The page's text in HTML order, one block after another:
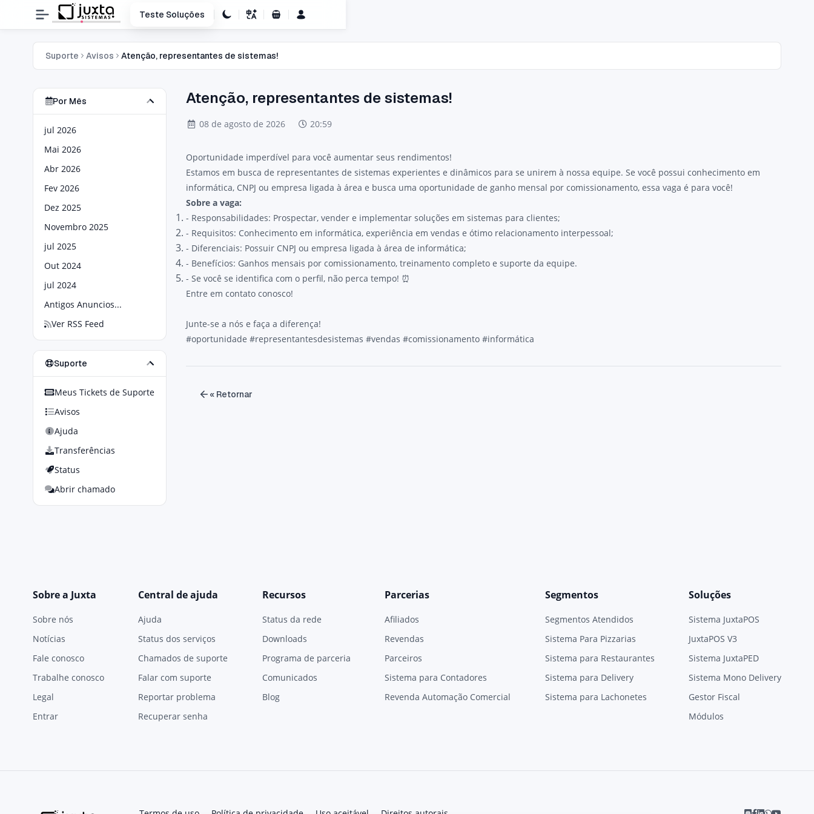
Teste Soluções
Carrinho de Compras
Suporte Avisos Atenção, representantes de sistemas!
Por Mês
jul 2026
Mai 2026
Abr 2026
Fev 2026
Dez 2025
Novembro 2025
jul 2025
Out 2024
jul 2024
Antigos Anuncios...
Ver RSS Feed
Suporte
Meus Tickets de Suporte
Avisos
Ajuda
Transferências
Status
Abrir chamado
Atenção, representantes de sistemas!
08 de agosto de 2026 20:59
Oportunidade imperdível para você aumentar seus rendimentos!
Estamos em busca de representantes de sistemas experientes e dinâmicos para se unirem à nossa equipe. Se você possui conhecimento em
informática, CNPJ ou empresa ligada à área e busca uma oportunidade de ganho mensal por comissionamento, essa vaga é para você!
Sobre a vaga:
- Responsabilidades: Prospectar, vender e implementar soluções em sistemas para clientes;
- Requisitos: Conhecimento em informática, experiência em vendas e ótimo relacionamento interpessoal;
- Diferenciais: Possuir CNPJ ou empresa ligada à área de informática;
- Benefícios: Ganhos mensais por comissionamento, treinamento completo e suporte da equipe.
- Se você se identifica com o perfil, não perca tempo! ⏰
Entre em contato conosco!
Junte-se a nós e faça a diferença!
#oportunidade #representantesdesistemas #vendas #comissionamento #informática
« Retornar
Sobre a Juxta
Sobre nós
Notícias
Fale conosco
Trabalhe conosco
Legal
Entrar
Central de ajuda
Ajuda
Status dos serviços
Chamados de suporte
Falar com suporte
Reportar problema
Recuperar senha
Recursos
Status da rede
Downloads
Programa de parceria
Comunicados
Blog
Parcerias
Afiliados
Revendas
Parceiros
Sistema para Contadores
Revenda Automação Comercial
Segmentos
Segmentos Atendidos
Sistema Para Pizzarias
Sistema para Restaurantes
Sistema para Delivery
Sistema para Lachonetes
Soluções
Sistema JuxtaPOS
JuxtaPOS V3
Sistema JuxtaPED
Sistema Mono Delivery
Gestor Fiscal
Módulos